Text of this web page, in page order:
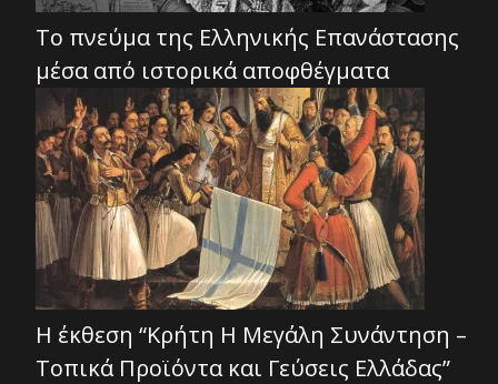
Το πνεύμα της Ελληνικής Επανάστασης
μέσα από ιστορικά αποφθέγματα
Η έκθεση “Κρήτη Η Μεγάλη Συνάντηση –
Τοπικά Προϊόντα και Γεύσεις Ελλάδας”